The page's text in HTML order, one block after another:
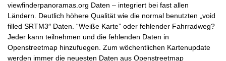
viewfinderpanoramas.org Daten – integriert bei fast allen
Ländern. Deutlich höhere Qualität wie die normal benutzten „void
filled SRTM3″ Daten. “Weiße Karte” oder fehlender Fahrradweg?
Jeder kann teilnehmen und die fehlenden Daten in
Openstreetmap hinzufuegen. Zum wöchentlichen Kartenupdate
werden immer die neuesten Daten aus Openstreetmap